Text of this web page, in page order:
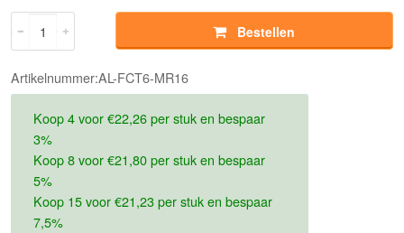
Bestellen
Artikelnummer:AL-FCT6-MR16
Koop 4 voor €22,26 per stuk en bespaar
3%
Koop 8 voor €21,80 per stuk en bespaar
5%
Koop 15 voor €21,23 per stuk en bespaar
7,5%